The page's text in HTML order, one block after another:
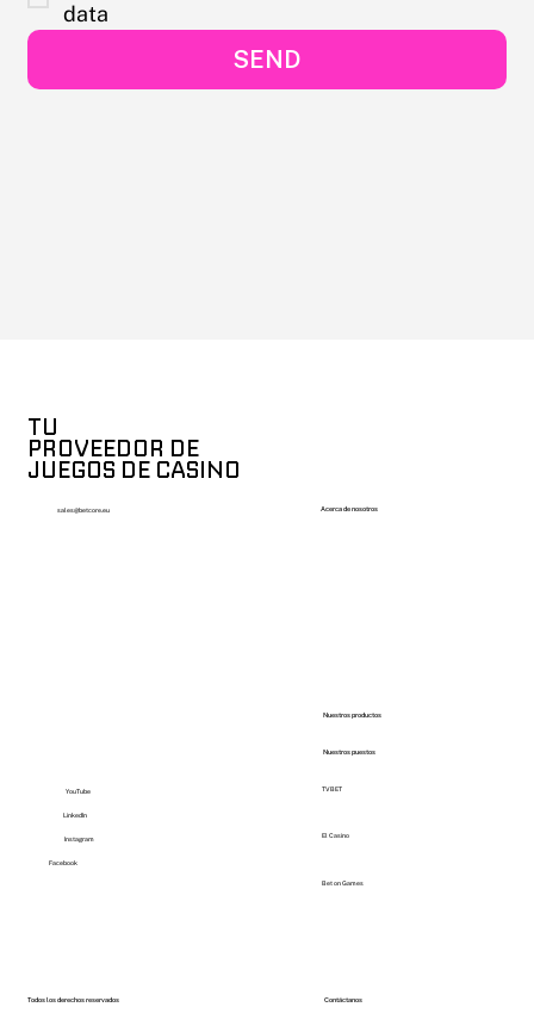
data
SEND
YouTube
LinkedIn
Instagram
Facebook
TU
PROVEEDOR DE
JUEGOS DE CASINO
sales@betcore.eu Acerca de nosotros
Nuestros productos
TVBET
El Casino
Bet on Games
Nuestros puestos
Todos los derechos reservados Contáctanos